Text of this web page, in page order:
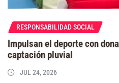
RESPONSABILIDAD SOCIAL
Impulsan el deporte con
captación pluvial
JUL 24, 2026